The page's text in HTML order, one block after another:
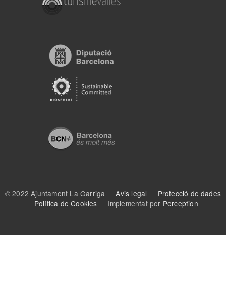
© 2022 Ajuntament La GarrigaAvis legal
Protecció de dades
Política de Cookies Implementat per Perception